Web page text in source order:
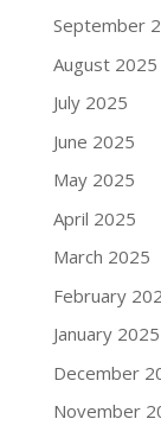
September
August 2025
July 2025
June 2025
May 2025
April 2025
March 2025
February
January 2025
December
November